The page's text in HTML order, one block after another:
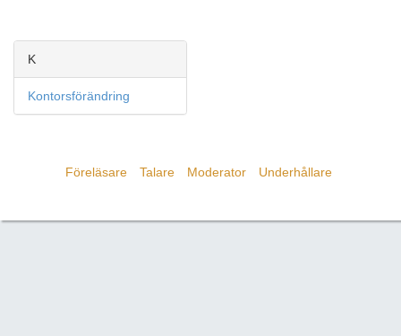
K
Kontorsförändring
Föreläsare Talare Moderator Underhållare